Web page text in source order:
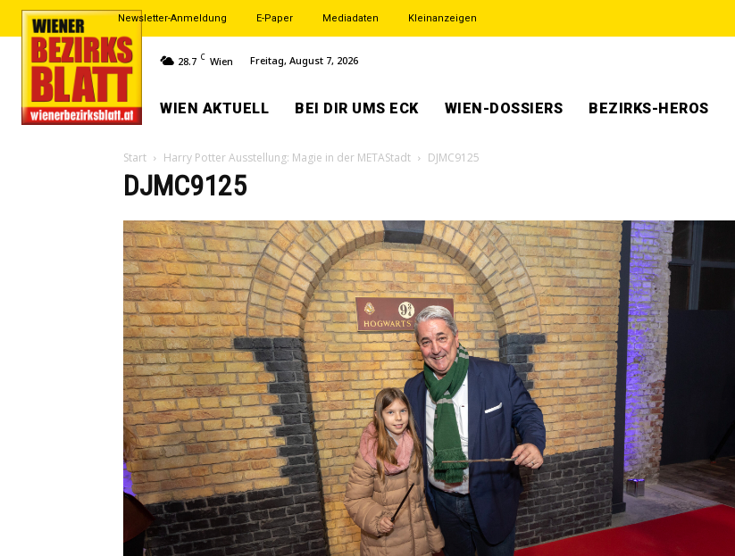
Newsletter-Anmeldung E-Paper Mediadaten Kleinanzeigen
28.7 C Wien Freitag, August 7, 2026
WIEN AKTUELL BEI DIR UMS ECK WIEN-DOSSIERS BEZIRKS-HEROS
Start Harry Potter Ausstellung: Magie in der METAStadt DJMC9125
DJMC9125